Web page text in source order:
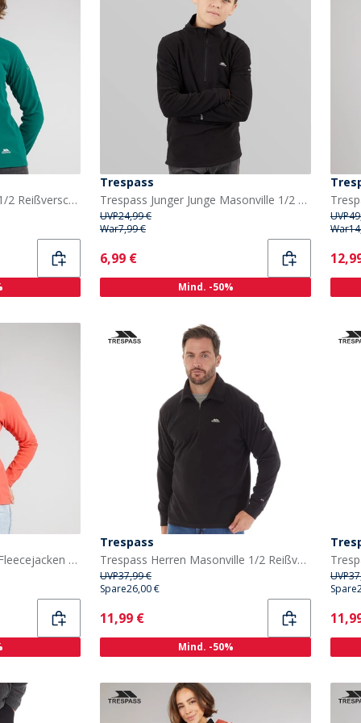
Trespass Damen Shiner 1/2 Reißverschluss Mikro Fleece Türkis
Trespass
Trespass Junger Junge Masonville 1/2 Reißverschluss Micro Fleece Schwarz
UVP24,99 €
War7,99 €
Current
6,99 €
Mind. -50%
UVP
War
Trespass Damen Shiner Fleecejacken Orange
Trespass
Trespass Herren Masonville 1/2 Reißverschluss Mikro Fleece Schwarz
UVP37,99 €
Spare26,00 €
Current
11,99 €
Mind. -50%
UVP
Spare